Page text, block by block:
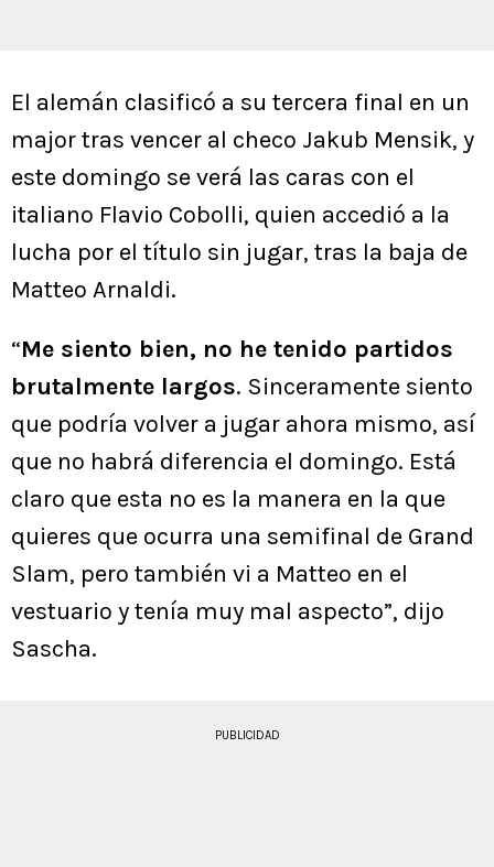
El alemán clasificó a su tercera final en un
major tras vencer al checo Jakub Mensik, y
este domingo se verá las caras con el
italiano Flavio Cobolli, quien accedió a la
lucha por el título sin jugar, tras la baja de
Matteo Arnaldi.
“Me siento bien, no he tenido partidos
brutalmente largos. Sinceramente siento
que podría volver a jugar ahora mismo, así
que no habrá diferencia el domingo. Está
claro que esta no es la manera en la que
quieres que ocurra una semifinal de Grand
Slam, pero también vi a Matteo en el
vestuario y tenía muy mal aspecto”, dijo
Sascha.
PUBLICIDAD